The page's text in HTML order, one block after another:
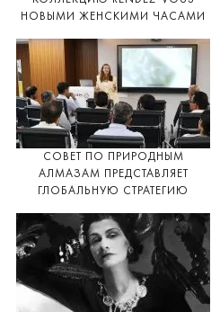
НОВЫМИ ЖЕНСКИМИ ЧАСАМИ
СОВЕТ ПО ПРИРОДНЫМ
АЛМАЗАМ ПРЕДСТАВЛЯЕТ
ГЛОБАЛЬНУЮ СТРАТЕГИЮ